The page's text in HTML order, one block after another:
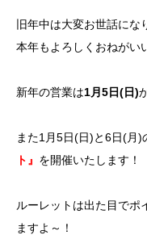
旧年中は大変お世話にな
本年もよろしくおねがい
新年の営業は1月5日(日)
また1月5日(日)と6日(月)
ト』 を開催いたします！
ルーレットは出た目でポ
ますよ～！